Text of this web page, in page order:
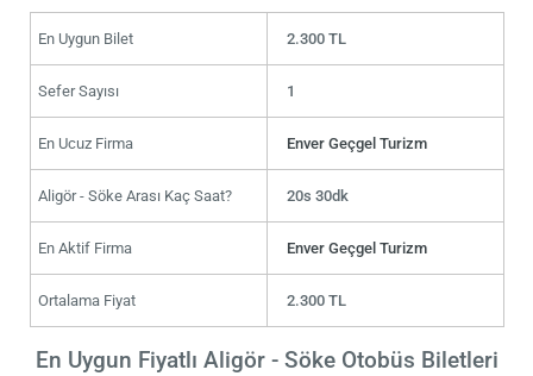
En Uygun Bilet 2.300 TL
Sefer Sayısı 1
En Ucuz Firma Enver Geçgel Turizm
Aligör - Söke Arası Kaç Saat? 20s 30dk
En Aktif Firma Enver Geçgel Turizm
Ortalama Fiyat 2.300 TL
En Uygun Fiyatlı Aligör - Söke Otobüs Biletleri